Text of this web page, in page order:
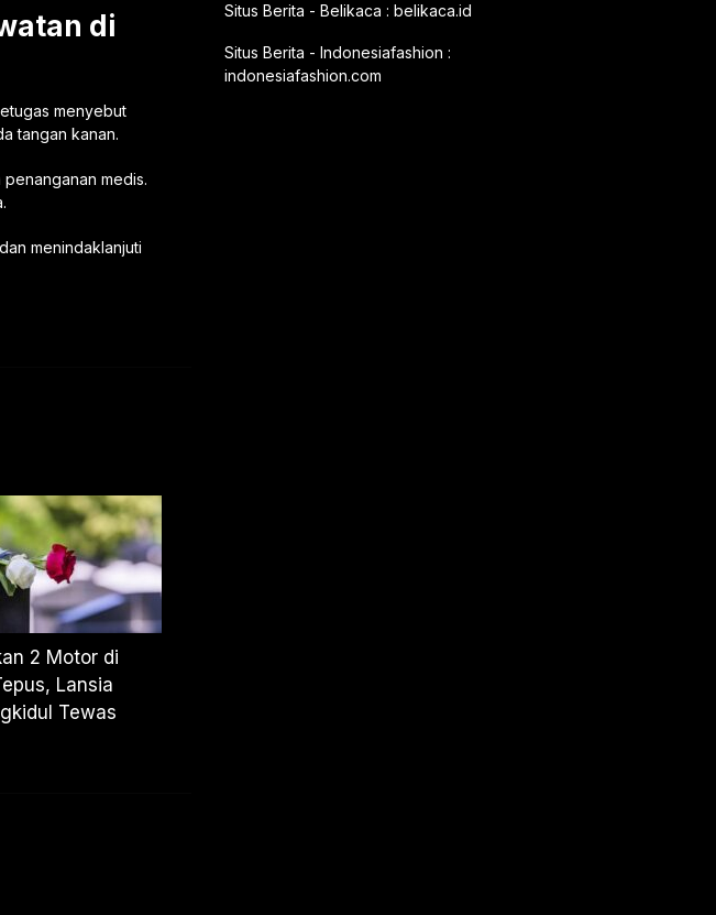
di
menyebut
tangan kanan.
medis.
menindaklanjuti
2 Motor di
Lansia
Tewas
Situs Berita - Belikaca : belikaca.id
Situs Berita - Indonesiafashion :
indonesiafashion.com